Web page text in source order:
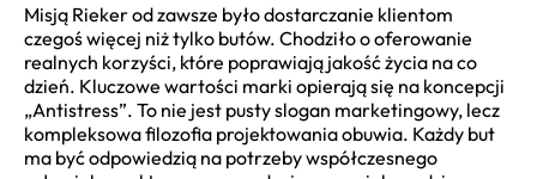
Misją Rieker od zawsze było dostarczanie klientom
czegoś więcej niż tylko butów. Chodziło o oferowanie
realnych korzyści, które poprawiają jakość życia na co
dzień. Kluczowe wartości marki opierają się na koncepcji
„Antistress”. To nie jest pusty slogan marketingowy, lecz
kompleksowa filozofia projektowania obuwia. Każdy but
ma być odpowiedzią na potrzeby współczesnego